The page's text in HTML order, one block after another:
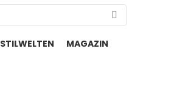
STILWELTEN MAGAZIN